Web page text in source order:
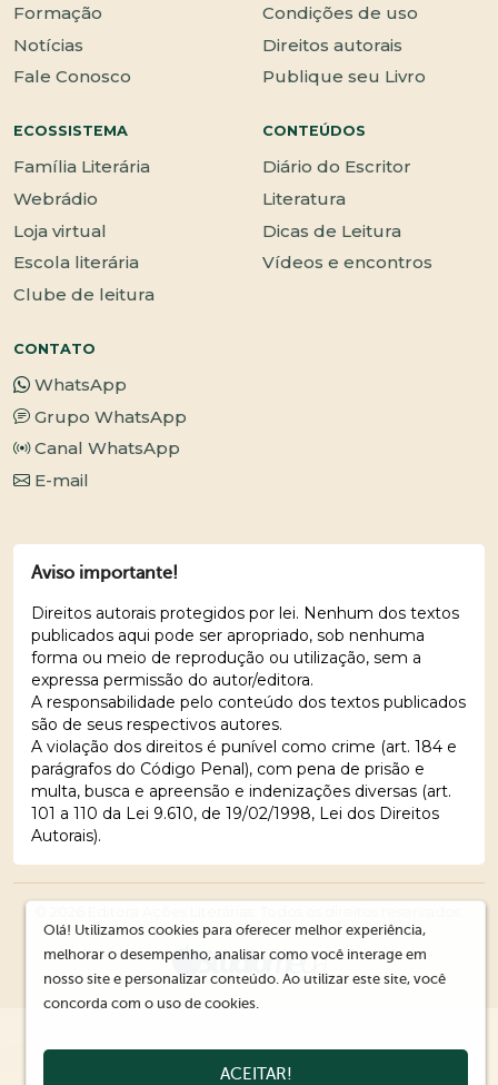
Formação
Notícias
Fale Conosco
Condições de uso
Direitos autorais
Publique seu Livro
ECOSSISTEMA
Família Literária
Webrádio
Loja virtual
Escola literária
Clube de leitura
CONTEÚDOS
Diário do Escritor
Literatura
Dicas de Leitura
Vídeos e encontros
CONTATO
WhatsApp
Grupo WhatsApp
Canal WhatsApp
E-mail
Aviso importante!
Direitos autorais protegidos por lei. Nenhum dos textos
publicados aqui pode ser apropriado, sob nenhuma
forma ou meio de reprodução ou utilização, sem a
expressa permissão do autor/editora.
A responsabilidade pelo conteúdo dos textos publicados
são de seus respectivos autores.
A violação dos direitos é punível como crime (art. 184 e
parágrafos do Código Penal), com pena de prisão e
multa, busca e apreensão e indenizações diversas (art.
101 a 110 da Lei 9.610, de 19/02/1998, Lei dos Direitos
Autorais).
Olá! Utilizamos cookies para oferecer melhor experiência,
melhorar o desempenho, analisar como você interage em
nosso site e personalizar conteúdo. Ao utilizar este site, você
concorda com o uso de cookies.
ACEITAR!